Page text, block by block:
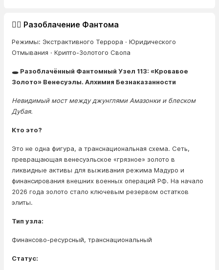
🕵️‍♂️ Разоблачение Фантома
Режимы: Экстрактивного Террора · Юридического
Отмывания · Крипто-Золотого Свопа
🕳️ Разоблачённый Фантомный Узел 113: «Кровавое
Золото» Венесуэлы. Алхимия Безнаказанности
Невидимый мост между джунглями Амазонки и блеском
Дубая.
Кто это?
Это не одна фигура, а транснациональная схема. Сеть,
превращающая венесуэльское «грязное» золото в
ликвидные активы для выживания режима Мадуро и
финансирования внешних военных операций РФ. На начало
2026 года золото стало ключевым резервом остатков
элиты.
Тип узла:
Финансово-ресурсный, транснациональный
Статус: